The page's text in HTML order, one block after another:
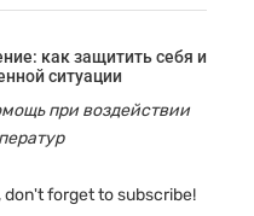
как защитить себя и
ситуации
при воздействии
forget to subscribe!